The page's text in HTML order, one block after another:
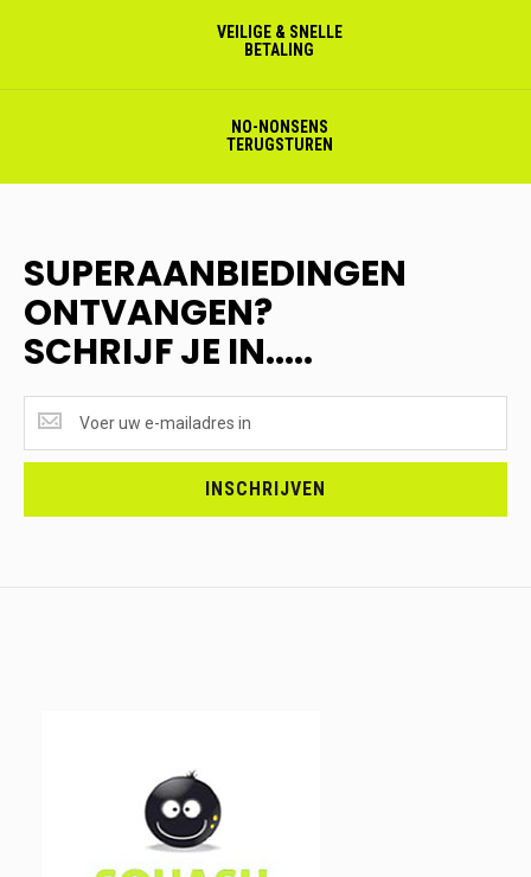
VEILIGE & SNELLE
BETALING
NO-NONSENS
TERUGSTUREN
SUPERAANBIEDINGEN
ONTVANGEN?
SCHRIJF JE IN.....
ONTVANGEN?
<br>SCHRIJF
INSCHRIJVEN